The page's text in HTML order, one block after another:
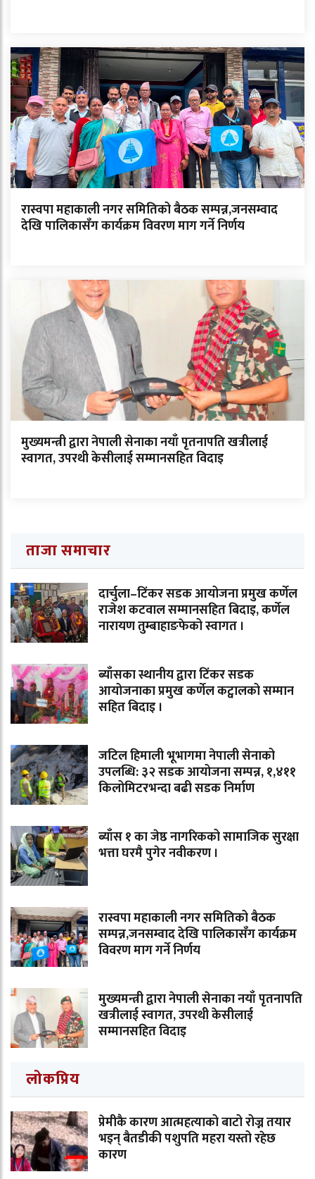
रास्वपा महाकाली नगर समितिको बैठक सम्पन्न,जनसम्वाद
देखि पालिकासँग कार्यक्रम विवरण माग गर्ने निर्णय
मुख्यमन्त्री द्वारा नेपाली सेनाका नयाँ पृतनापति खत्रीलाई
स्वागत, उपरथी केसीलाई सम्मानसहित विदाइ
ताजा समाचार
दार्चुला–टिंकर सडक आयोजना प्रमुख कर्णेल
राजेश कटवाल सम्मानसहित बिदाइ, कर्णेल
नारायण तुम्बाहाङफेको स्वागत ।
ब्याँसका स्थानीय द्वारा टिंकर सडक
आयोजनाका प्रमुख कर्णेल कट्वालको सम्मान
सहित बिदाइ ।
जटिल हिमाली भूभागमा नेपाली सेनाको
उपलब्धि: ३२ सडक आयोजना सम्पन्न, १,४११
किलोमिटरभन्दा बढी सडक निर्माण
ब्याँस १ का जेष्ठ नागरिकको सामाजिक सुरक्षा
भत्ता घरमै पुगेर नवीकरण ।
रास्वपा महाकाली नगर समितिको बैठक
सम्पन्न,जनसम्वाद देखि पालिकासँग कार्यक्रम
विवरण माग गर्ने निर्णय
मुख्यमन्त्री द्वारा नेपाली सेनाका नयाँ पृतनापति
खत्रीलाई स्वागत, उपरथी केसीलाई
सम्मानसहित विदाइ
लोकप्रिय
प्रेमीकै कारण आत्महत्याको बाटो रोज्न तयार
भइन् बैतडीकी पशुपति महरा यस्तो रहेछ
कारण